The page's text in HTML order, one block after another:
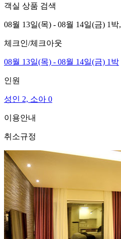
객실 상품 검색
08월 13일(목) - 08월 14일(금) 1박,
체크인/체크아웃
08월 13일(목) - 08월 14일(금) 1박
인원
성인 2, 소아 0
이용안내
취소규정